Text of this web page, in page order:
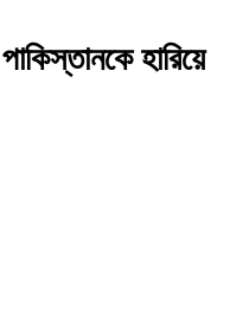
হারিয়ে